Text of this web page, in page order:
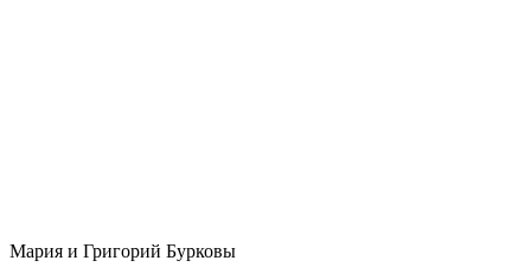
Мария и Григорий Бурковы